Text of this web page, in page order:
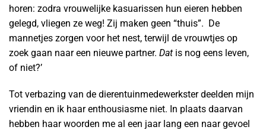
horen: zodra vrouwelijke kasuarissen hun eieren hebben
gelegd, vliegen ze weg! Zij maken geen “thuis”. De
mannetjes zorgen voor het nest, terwijl de vrouwtjes op
zoek gaan naar een nieuwe partner. Dat is nog eens leven,
of niet?’
Tot verbazing van de dierentuinmedewerkster deelden mijn
vriendin en ik haar enthousiasme niet. In plaats daarvan
hebben haar woorden me al een jaar lang een naar gevoel